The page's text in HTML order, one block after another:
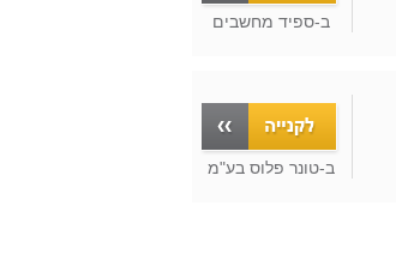
ב-ספיד מחשבים
ב-טונר פלוס בע"מ